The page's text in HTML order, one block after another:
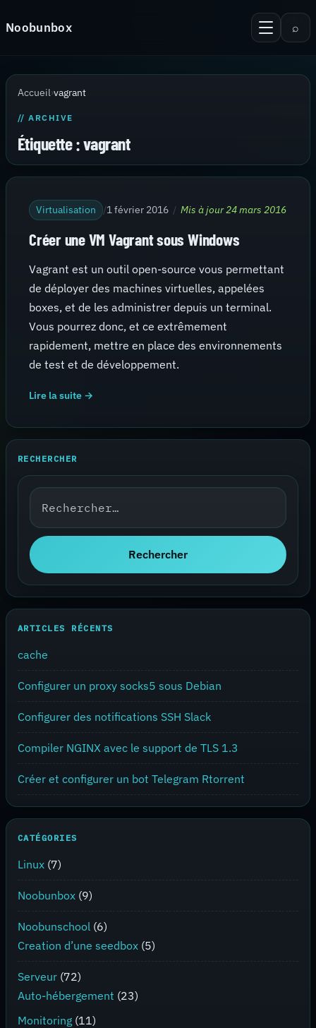
Noobunbox
Android
Serveur
Thèmes pour PuTTy
Recherche
⌕
Accueil›vagrant
// ARCHIVE
Étiquette :vagrant
Virtualisation /1 février 2016 / Mis à jour 24 mars 2016
Créer une VM Vagrant sous Windows
Vagrant est un outil open-source vous permettant
de déployer des machines virtuelles, appelées
boxes, et de les administrer depuis un terminal.
Vous pourrez donc, et ce extrêmement
rapidement, mettre en place des environnements
de test et de développement.
Lire la suite →
RECHERCHER
Rechercher :
Rechercher
ARTICLES RÉCENTS
cache
Configurer un proxy socks5 sous Debian
Configurer des notifications SSH Slack
Compiler NGINX avec le support de TLS 1.3
Créer et configurer un bot Telegram Rtorrent
CATÉGORIES
Linux (7)
Noobunbox (9)
Noobunschool (6)
Creation d’une seedbox (5)
Serveur (72)
Auto-hébergement (23)
Monitoring (11)